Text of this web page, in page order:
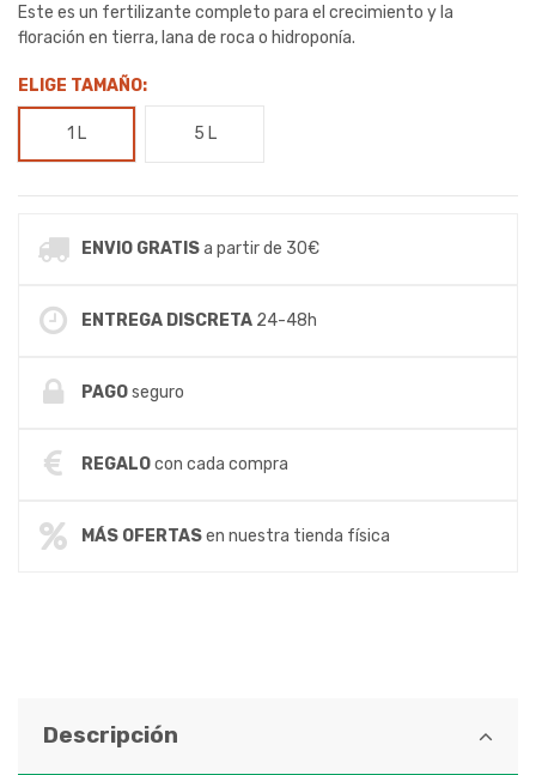
Este es un fertilizante completo para el crecimiento y la
floración en tierra, lana de roca o hidroponía.
ELIGE TAMAÑO:
1 L 5 L
ENVIO GRATISa partir de 30€
ENTREGA DISCRETA 24-48h
PAGOseguro
REGALOcon cada compra
MÁS OFERTASen nuestra tienda física
Descripción